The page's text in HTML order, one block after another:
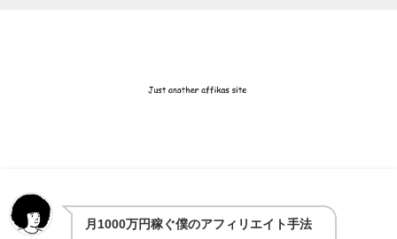
月1000万円稼ぐ僕のアフィリエイト手法